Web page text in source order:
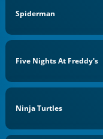
Spiderman
Five Nights At Freddy's
Ninja Turtles